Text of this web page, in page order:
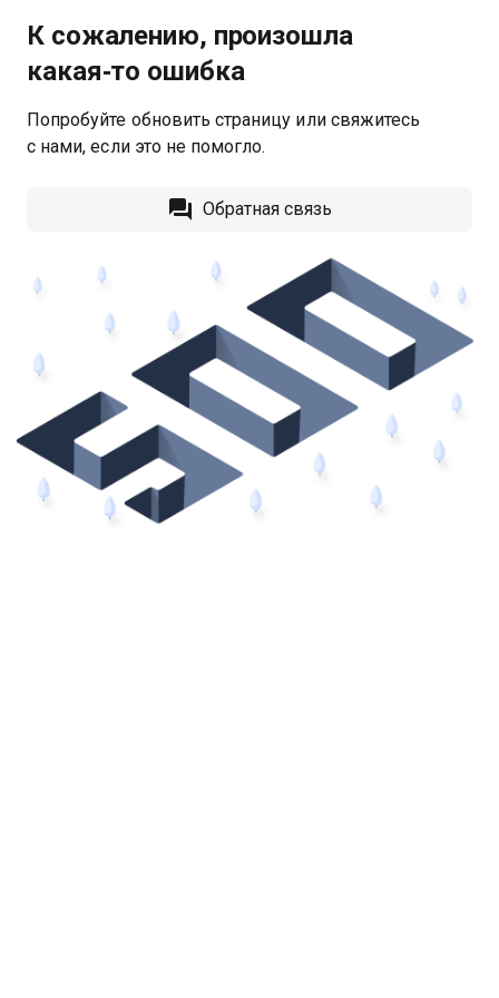
К сожалению, произошла
какая‑то ошибка
Попробуйте обновить страницу или свяжитесь
с нами, если это не помогло.
Обратная связь